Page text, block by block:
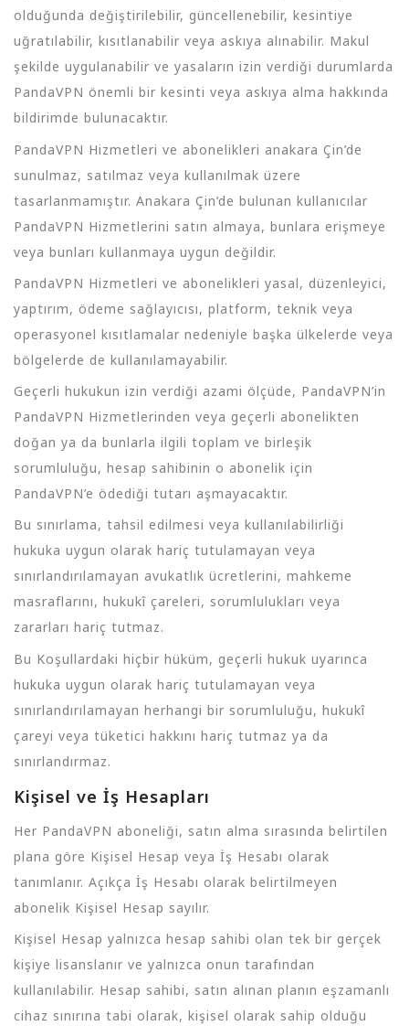
olduğunda değiştirilebilir, güncellenebilir, kesintiye
uğratılabilir, kısıtlanabilir veya askıya alınabilir. Makul
şekilde uygulanabilir ve yasaların izin verdiği durumlarda
PandaVPN önemli bir kesinti veya askıya alma hakkında
bildirimde bulunacaktır.
PandaVPN Hizmetleri ve abonelikleri anakara Çin’de
sunulmaz, satılmaz veya kullanılmak üzere
tasarlanmamıştır. Anakara Çin’de bulunan kullanıcılar
PandaVPN Hizmetlerini satın almaya, bunlara erişmeye
veya bunları kullanmaya uygun değildir.
PandaVPN Hizmetleri ve abonelikleri yasal, düzenleyici,
yaptırım, ödeme sağlayıcısı, platform, teknik veya
operasyonel kısıtlamalar nedeniyle başka ülkelerde veya
bölgelerde de kullanılamayabilir.
Geçerli hukukun izin verdiği azami ölçüde, PandaVPN’in
PandaVPN Hizmetlerinden veya geçerli abonelikten
doğan ya da bunlarla ilgili toplam ve birleşik
sorumluluğu, hesap sahibinin o abonelik için
PandaVPN’e ödediği tutarı aşmayacaktır.
Bu sınırlama, tahsil edilmesi veya kullanılabilirliği
hukuka uygun olarak hariç tutulamayan veya
sınırlandırılamayan avukatlık ücretlerini, mahkeme
masraflarını, hukukî çareleri, sorumlulukları veya
zararları hariç tutmaz.
Bu Koşullardaki hiçbir hüküm, geçerli hukuk uyarınca
hukuka uygun olarak hariç tutulamayan veya
sınırlandırılamayan herhangi bir sorumluluğu, hukukî
çareyi veya tüketici hakkını hariç tutmaz ya da
sınırlandırmaz.
Kişisel ve İş Hesapları
Her PandaVPN aboneliği, satın alma sırasında belirtilen
plana göre Kişisel Hesap veya İş Hesabı olarak
tanımlanır. Açıkça İş Hesabı olarak belirtilmeyen
abonelik Kişisel Hesap sayılır.
Kişisel Hesap yalnızca hesap sahibi olan tek bir gerçek
kişiye lisanslanır ve yalnızca onun tarafından
kullanılabilir. Hesap sahibi, satın alınan planın eşzamanlı
cihaz sınırına tabi olarak, kişisel olarak sahip olduğu